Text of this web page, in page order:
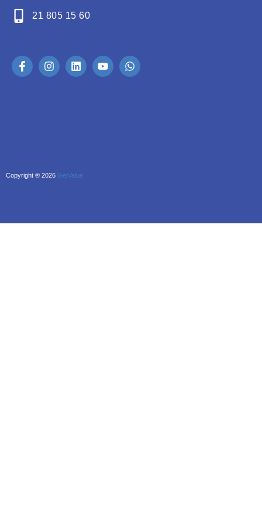
21 805 15 60
Copyright ® 2026 GetValue